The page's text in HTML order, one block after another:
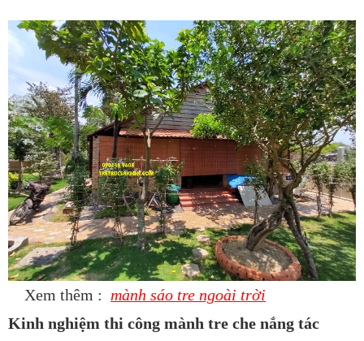
Xem thêm : mành sáo tre ngoài trời
Kinh nghiệm thi công mành tre che nắng tác